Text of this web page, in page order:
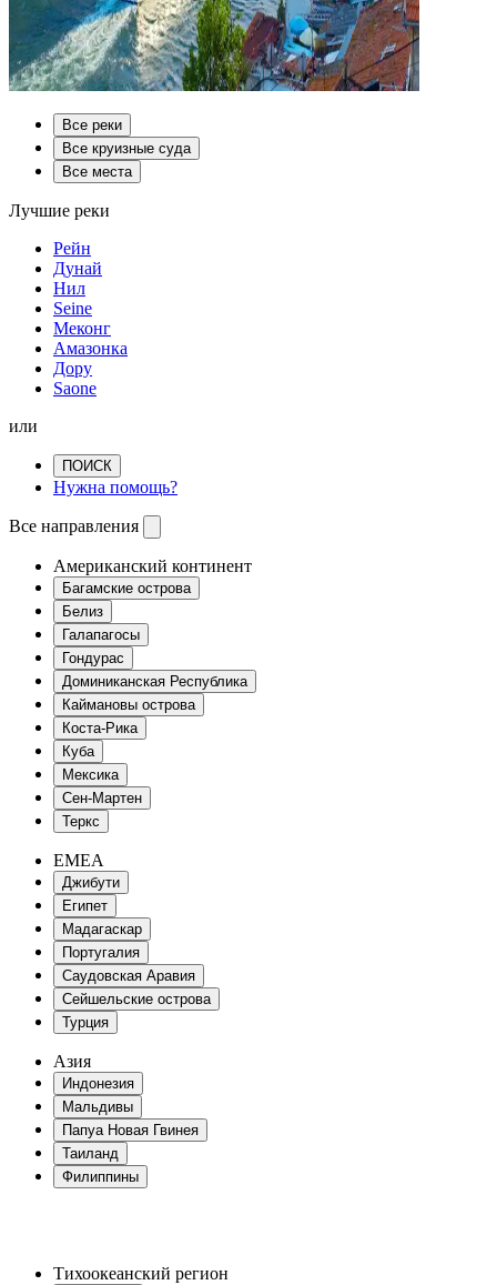
Все реки
Все круизные суда
Все места
Лучшие реки
Рейн
Дунай
Нил
Seine
Меконг
Амазонка
Дору
Saone
или
ПОИСК
Нужна помощь?
Все направления
Американский континент
Багамские острова
Белиз
Галапагосы
Гондурас
Доминиканская Республика
Каймановы острова
Коста-Рика
Куба
Мексика
Сен-Мартен
Теркс
EMEA
Джибути
Египет
Мадагаскар
Португалия
Саудовская Аравия
Сейшельские острова
Турция
Азия
Индонезия
Мальдивы
Папуа Новая Гвинея
Таиланд
Филиппины
Тихоокеанский регион